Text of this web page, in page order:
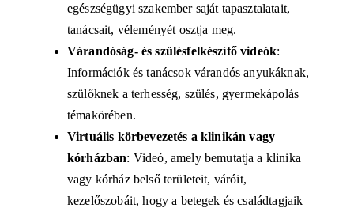
egészségügyi szakember saját tapasztalatait,
tanácsait, véleményét osztja meg.
Várandóság- és szülésfelkészítő videók:
Információk és tanácsok várandós anyukáknak,
szülőknek a terhesség, szülés, gyermekápolás
témakörében.
Virtuális körbevezetés a klinikán vagy
kórházban: Videó, amely bemutatja a klinika
vagy kórház belső területeit, váróit,
kezelőszobáit, hogy a betegek és családtagjaik